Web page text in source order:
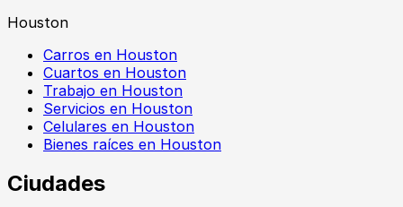
Houston
Carros en Houston
Cuartos en Houston
Trabajo en Houston
Servicios en Houston
Celulares en Houston
Bienes raíces en Houston
Ciudades